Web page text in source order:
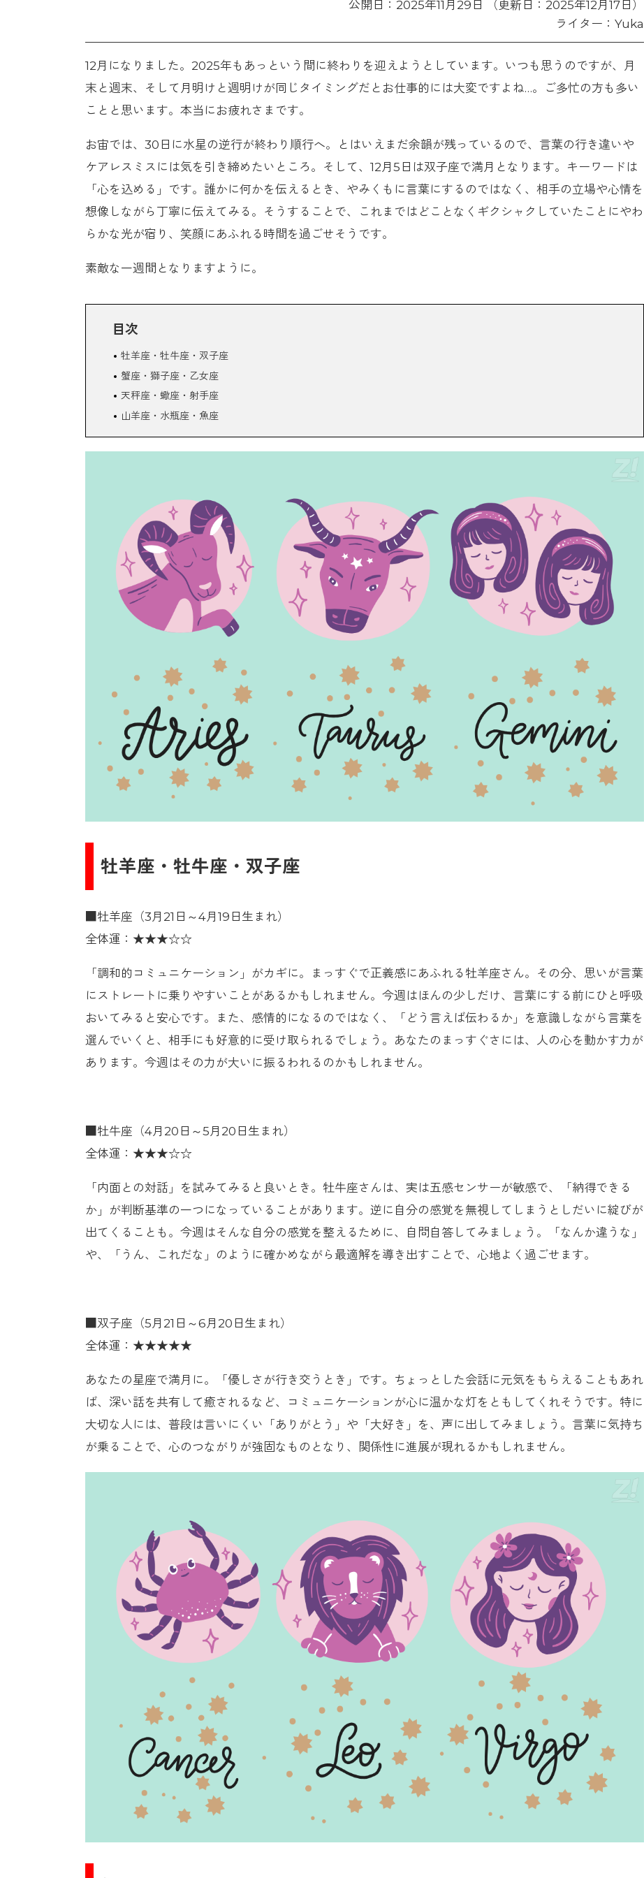
公開日：2025年11月29日 （更新日：2025年12月17日）
ライター：Yuka
12月になりました。2025年もあっという間に終わりを迎えようとしています。いつも思うのですが、月
末と週末、そして月明けと週明けが同じタイミングだとお仕事的には大変ですよね…。ご多忙の方も多い
ことと思います。本当にお疲れさまです。
お宙では、30日に水星の逆行が終わり順行へ。とはいえまだ余韻が残っているので、言葉の行き違いや
ケアレスミスには気を引き締めたいところ。そして、12月5日は双子座で満月となります。キーワードは
「心を込める」です。誰かに何かを伝えるとき、やみくもに言葉にするのではなく、相手の立場や心情を
想像しながら丁寧に伝えてみる。そうすることで、これまではどことなくギクシャクしていたことにやわ
らかな光が宿り、笑顔にあふれる時間を過ごせそうです。
素敵な一週間となりますように。
目次
牡羊座・牡牛座・双子座
蟹座・獅子座・乙女座
天秤座・蠍座・射手座
山羊座・水瓶座・魚座
牡羊座・牡牛座・双子座
■牡羊座（3月21日～4月19日生まれ）
全体運：★★★☆☆
「調和的コミュニケーション」がカギに。まっすぐで正義感にあふれる牡羊座さん。その分、思いが言葉
にストレートに乗りやすいことがあるかもしれません。今週はほんの少しだけ、言葉にする前にひと呼吸
おいてみると安心です。また、感情的になるのではなく、「どう言えば伝わるか」を意識しながら言葉を
選んでいくと、相手にも好意的に受け取られるでしょう。あなたのまっすぐさには、人の心を動かす力が
あります。今週はその力が大いに振るわれるのかもしれません。
■牡牛座（4月20日～5月20日生まれ）
全体運：★★★☆☆
「内面との対話」を試みてみると良いとき。牡牛座さんは、実は五感センサーが敏感で、「納得できる
か」が判断基準の一つになっていることがあります。逆に自分の感覚を無視してしまうとしだいに綻びが
出てくることも。今週はそんな自分の感覚を整えるために、自問自答してみましょう。「なんか違うな」
や、「うん、これだな」のように確かめながら最適解を導き出すことで、心地よく過ごせます。
■双子座（5月21日～6月20日生まれ）
全体運：★★★★★
あなたの星座で満月に。「優しさが行き交うとき」です。ちょっとした会話に元気をもらえることもあれ
ば、深い話を共有して癒されるなど、コミュニケーションが心に温かな灯をともしてくれそうです。特に
大切な人には、普段は言いにくい「ありがとう」や「大好き」を、声に出してみましょう。言葉に気持ち
が乗ることで、心のつながりが強固なものとなり、関係性に進展が現れるかもしれません。